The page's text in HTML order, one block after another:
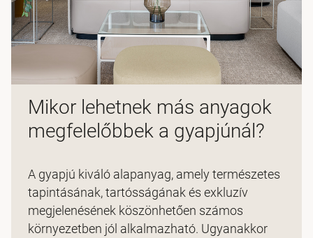
Mikor lehetnek más anyagok
megfelelőbbek a gyapjúnál?
A gyapjú kiváló alapanyag, amely természetes
tapintásának, tartósságának és exkluzív
megjelenésének köszönhetően számos
környezetben jól alkalmazható. Ugyanakkor